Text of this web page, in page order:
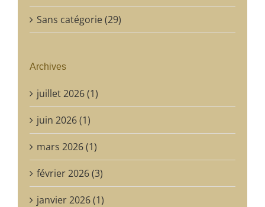
Sans catégorie (29)
Archives
juillet 2026 (1)
juin 2026 (1)
mars 2026 (1)
février 2026 (3)
janvier 2026 (1)